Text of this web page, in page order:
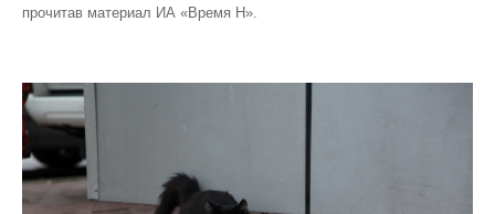
прочитав материал ИА «Время Н».